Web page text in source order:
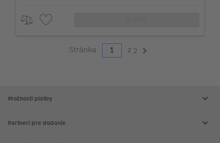
Stránka z 2
Možnosti platby
Partneri pre dodanie